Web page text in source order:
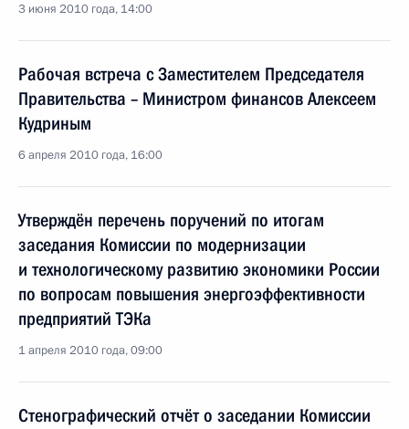
3 июня 2010 года, 14:00
Рабочая встреча с Заместителем Председателя
Правительства – Министром финансов Алексеем
Кудриным
6 апреля 2010 года, 16:00
Утверждён перечень поручений по итогам
заседания Комиссии по модернизации
и технологическому развитию экономики России
по вопросам повышения энергоэффективности
предприятий ТЭКа
1 апреля 2010 года, 09:00
Стенографический отчёт о заседании Комиссии